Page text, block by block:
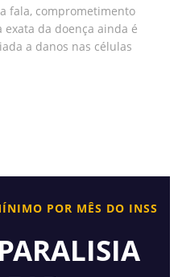
fala, comprometimento
exata da doença ainda é
a danos nas células
POR MÊS DO INSS